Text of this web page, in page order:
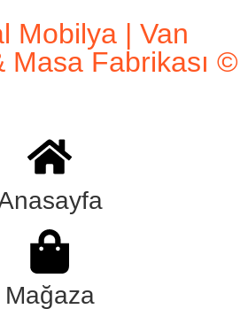
Mobilya | Van
Masa Fabrikası ©
Mağaza